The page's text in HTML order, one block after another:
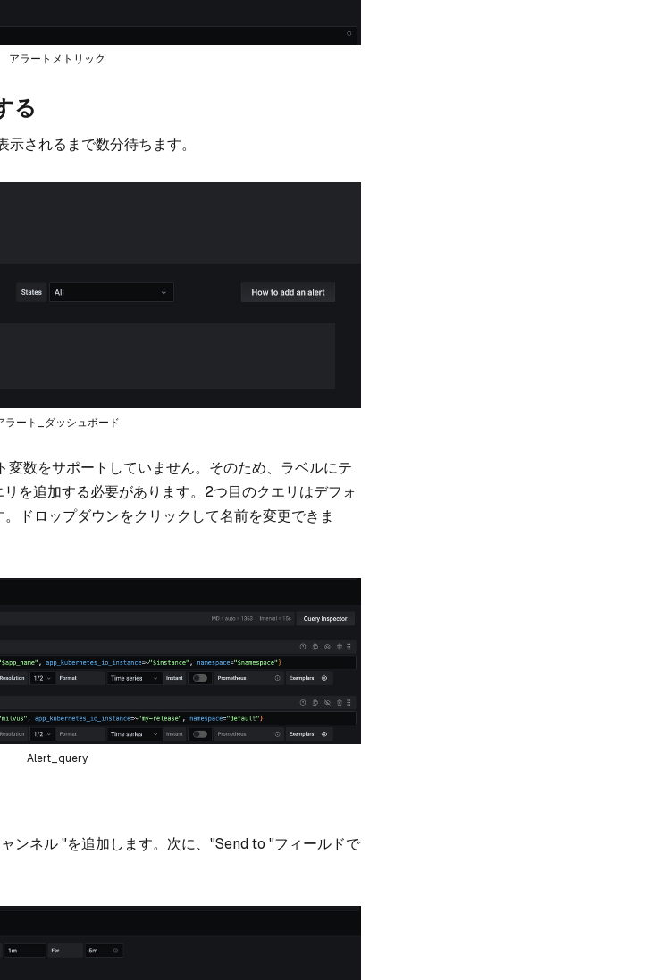
アラートメトリック
る
されるまで数分待ちます。
ラート_ダッシュボード
数をサポートしていません。そのため、ラベルにテ
を追加する必要があります。2つ目のクエリはデフォ
ドロップダウンをクリックして名前を変更できま
Alert_query
ンネル "を追加します。次に、"Send to "フィールドで